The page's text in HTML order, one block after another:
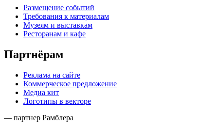
Размещение событий
Требования к материалам
Музеям и выставкам
Ресторанам и кафе
Партнёрам
Реклама на сайте
Коммерческое предложение
Медиа кит
Логотипы в векторе
— партнер Рамблера